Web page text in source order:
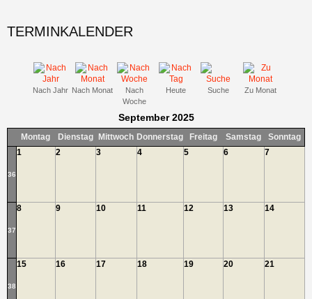
TERMINKALENDER
Nach Jahr Nach Monat
Nach
Woche
Heute Suche Zu Monat
September 2025
Montag Dienstag Mittwoch Donnerstag Freitag Samstag Sonntag
36
1 2 3 4 5 6 7
37
8 9 10 11 12 13 14
38
15 16 17 18 19 20 21